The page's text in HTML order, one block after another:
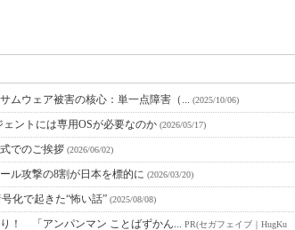
ムウェア被害の核心：単一点障害（... (2025/10/06)
ントには専用OSが必要なのか (2026/05/17)
でのご挨拶 (2026/06/02)
ル攻撃の8割が日本を標的に (2026/03/20)
化で起きた“怖い話” (2025/08/08)
！ 「アンパンマン ことばずかん... PR(セガフェイブ｜HugKu